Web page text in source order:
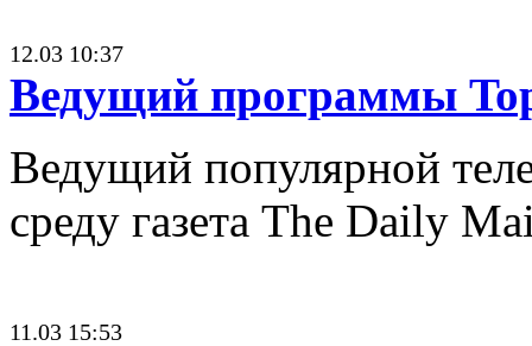
12.03 10:37
Ведущий программы
Ведущий популярной
среду газета The Daily
11.03 15:53